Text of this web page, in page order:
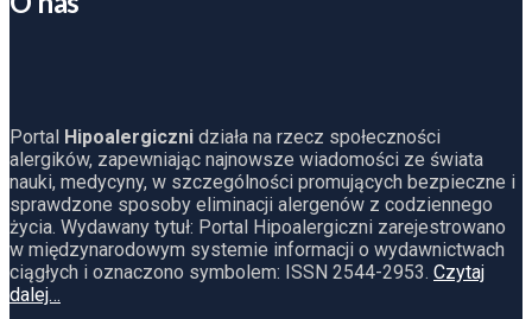
Portal Hipoalergiczni działa na rzecz społeczności
alergików, zapewniając najnowsze wiadomości ze świata
nauki, medycyny, w szczególności promujących bezpieczne i
sprawdzone sposoby eliminacji alergenów z codziennego
życia. Wydawany tytuł: Portal Hipoalergiczni zarejestrowano
w międzynarodowym systemie informacji o wydawnictwach
ciągłych i oznaczono symbolem: ISSN 2544-2953. Czytaj
dalej…